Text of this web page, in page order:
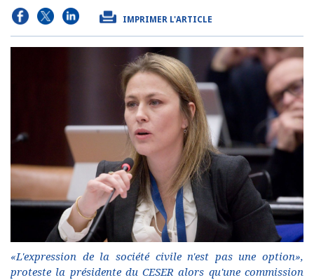
IMPRIMER L'ARTICLE
«L'expression de la société civile n'est pas une option»,
proteste la présidente du CESER alors qu'une commission